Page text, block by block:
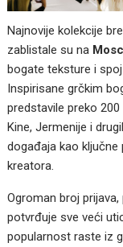
Najnovije kolekcije
zablistale su na
bogate teksture i
Inspirisane grčkim
predstavile preko 200
Kine, Jermenije i
događaja kao
kreatora.
Ogroman broj
potvrđuje sve veći
popularnost raste iz